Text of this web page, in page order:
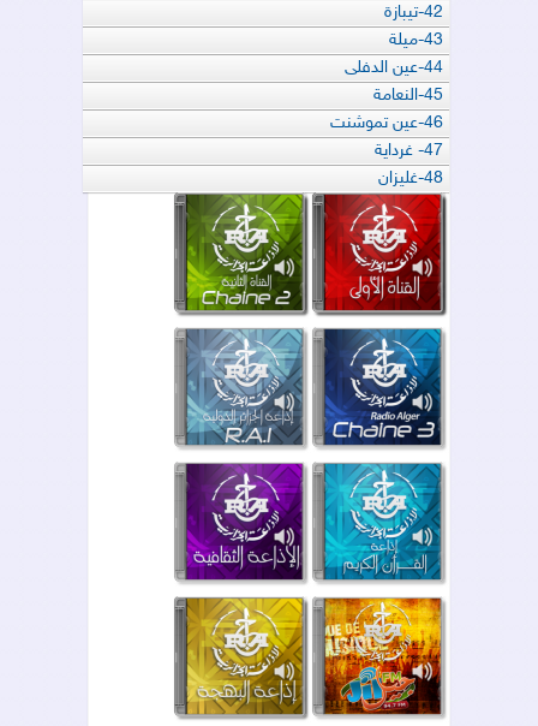
42-تيبازة
43-ميلة
44-عين الدفلى
45-النعامة
46-عين تموشنت
47- غرداية
48-غليزان